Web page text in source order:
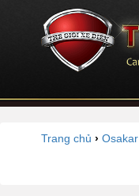
Trang chủ › Osakar